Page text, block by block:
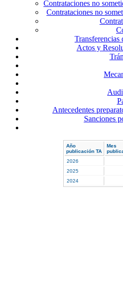
Contrataciones no
Contrataciones no
Transferencias
Actos y
Antecedentes
Sanciones
Año
publicación TA
Mes
2026
2025
2024